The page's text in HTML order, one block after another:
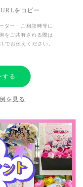
をコピー
ダー・ご相談時等に
をご共有される際は
でお伝えください。
する
を見る